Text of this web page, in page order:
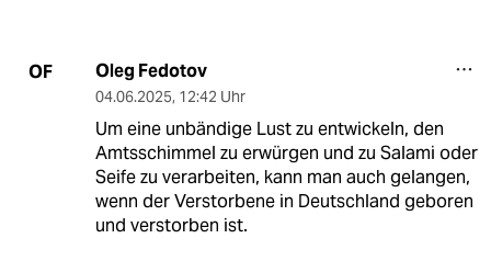
OF Oleg Fedotov
04.06.2025, 12:42 Uhr
Um eine unbändige Lust zu entwickeln, den
Amtsschimmel zu erwürgen und zu Salami oder
Seife zu verarbeiten, kann man auch gelangen,
wenn der Verstorbene in Deutschland geboren
und verstorben ist.